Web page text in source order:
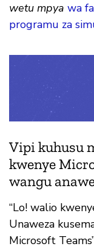
wetu mpya wa
programu za
Vipi kuhusu
kwenye
wangu
“Lo! walio
Unaweza
Microsoft